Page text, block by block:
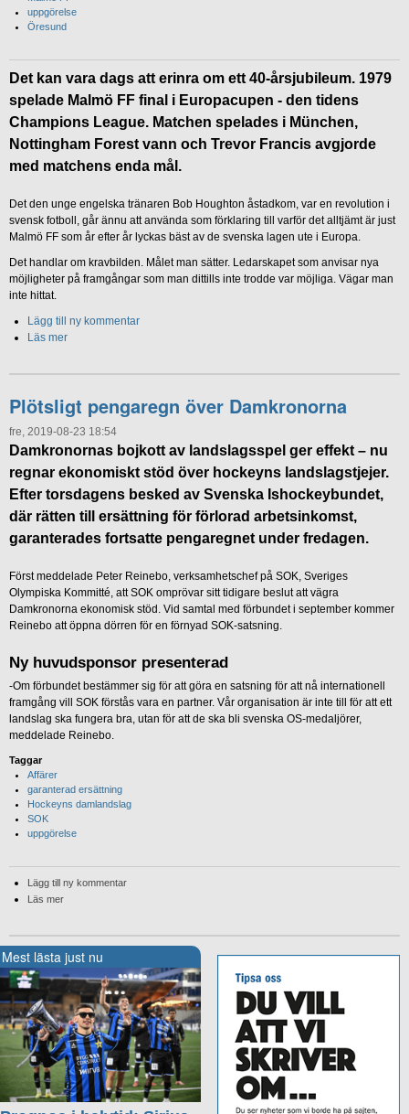
uppgörelse
Öresund
Det kan vara dags att erinra om ett 40-årsjubileum. 1979
spelade Malmö FF final i Europacupen - den tidens
Champions League. Matchen spelades i München,
Nottingham Forest vann och Trevor Francis avgjorde
med matchens enda mål.
Det den unge engelska tränaren Bob Houghton åstadkom, var en revolution i
svensk fotboll, går ännu att använda som förklaring till varför det alltjämt är just
Malmö FF som år efter år lyckas bäst av de svenska lagen ute i Europa.
Det handlar om kravbilden. Målet man sätter. Ledarskapet som anvisar nya
möjligheter på framgångar som man dittills inte trodde var möjliga. Vägar man
inte hittat.
Lägg till ny kommentar
Läs mer
Plötsligt pengaregn över Damkronorna
fre, 2019-08-23 18:54
Damkronornas bojkott av landslagsspel ger effekt – nu
regnar ekonomiskt stöd över hockeyns landslagstjejer.
Efter torsdagens besked av Svenska Ishockeybundet,
där rätten till ersättning för förlorad arbetsinkomst,
garanterades fortsatte pengaregnet under fredagen.
Först meddelade Peter Reinebo, verksamhetschef på SOK, Sveriges
Olympiska Kommitté, att SOK omprövar sitt tidigare beslut att vägra
Damkronorna ekonomisk stöd. Vid samtal med förbundet i september kommer
Reinebo att öppna dörren för en förnyad SOK-satsning.
Ny huvudsponsor presenterad
-Om förbundet bestämmer sig för att göra en satsning för att nå internationell
framgång vill SOK förstås vara en partner. Vår organisation är inte till för att ett
landslag ska fungera bra, utan för att de ska bli svenska OS-medaljörer,
meddelade Reinebo.
Taggar
Affärer
garanterad ersättning
Hockeyns damlandslag
SOK
uppgörelse
Lägg till ny kommentar
Läs mer
Mest lästa just nu